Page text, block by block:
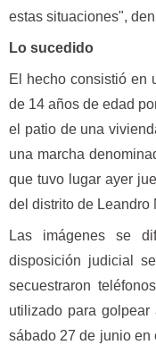
estas situaciones",
Lo sucedido
El hecho consistió en
de 14 años de edad
el patio de una
una marcha
que tuvo lugar ayer
del distrito de Leandro
Las imágenes se
disposición judicial
secuestraron
utilizado para
sábado 27 de junio en